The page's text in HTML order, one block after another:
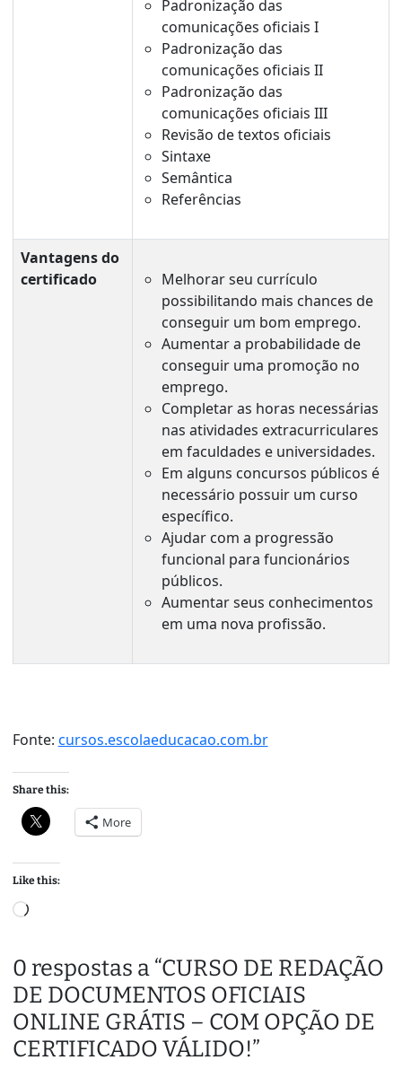
Padronização das
comunicações oficiais I
Padronização das
comunicações oficiais II
Padronização das
comunicações oficiais III
Revisão de textos oficiais
Sintaxe
Semântica
Referências
Vantagens do
certificado
Melhorar seu currículo
possibilitando mais chances de
conseguir um bom emprego.
Aumentar a probabilidade de
conseguir uma promoção no
emprego.
Completar as horas necessárias
nas atividades extracurriculares
em faculdades e universidades.
Em alguns concursos públicos é
necessário possuir um curso
específico.
Ajudar com a progressão
funcional para funcionários
públicos.
Aumentar seus conhecimentos
em uma nova profissão.
Fonte: cursos.escolaeducacao.com.br
Share this:
More
Like this:
L
d
i
n
g
…
0 respostas a “CURSO DE REDAÇÃO
DE DOCUMENTOS OFICIAIS
ONLINE GRÁTIS – COM OPÇÃO DE
CERTIFICADO VÁLIDO!”